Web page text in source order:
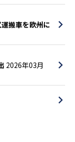
搬車を欧州に
2026年03月